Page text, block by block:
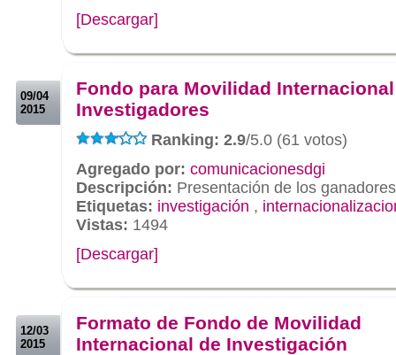
[Descargar]
09/04
2015
Fondo para Movilidad
Investigadores
Ranking: 2.9/5.0 (61 votos)
Agregado por: comunicacionesdgi
Descripción: Presentación de los ganadores
Etiquetas: investigación ,
Vistas: 1494
[Descargar]
12/03
2015
Formato de Fondo de Movilidad
Internacional de Investigación